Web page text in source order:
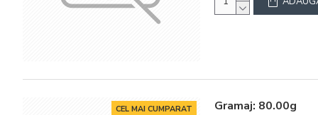
CEL MAI CUMPARAT Gramaj: 80.00g